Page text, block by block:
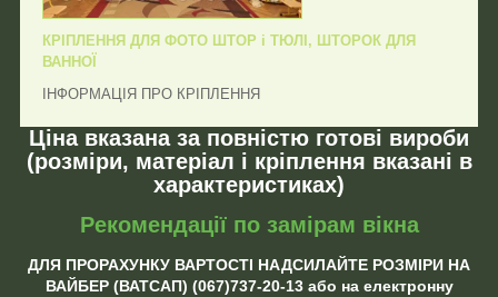
КРІПЛЕННЯ ДЛЯ ФОТО ШТОР і ТЮЛІ, ШТОРОК ДЛЯ
ВАННОЇ
ІНФОРМАЦІЯ ПРО КРІПЛЕННЯ
Ціна вказана за повністю готові вироби
(розміри, матеріал і кріплення вказані в
характеристиках)
Рекомендації по замірам вікна
ДЛЯ ПРОРАХУНКУ ВАРТОСТІ НАДСИЛАЙТЕ РОЗМІРИ НА
ВАЙБЕР (ВАТСАП) (067)737-20-13 або на електронну